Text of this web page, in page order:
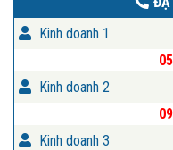
Kinh doanh 1
Kinh doanh 2
Kinh doanh 3